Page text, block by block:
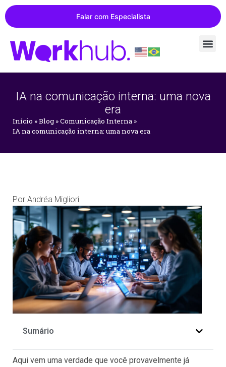
Falar com Especialista
IA na comunicação interna: uma nova
era
Início »Blog »Comunicação Interna »
IA na comunicação interna: uma nova era
Por Andréa Migliori
Sumário
Aqui vem uma verdade que você provavelmente já